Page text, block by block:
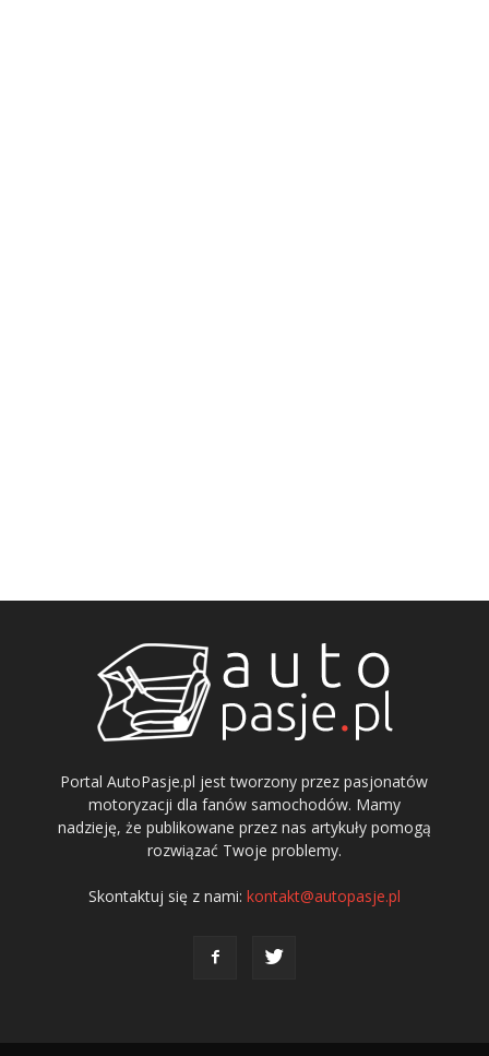
Portal AutoPasje.pl jest tworzony przez pasjonatów
motoryzacji dla fanów samochodów. Mamy
nadzieję, że publikowane przez nas artykuły pomogą
rozwiązać Twoje problemy.
Skontaktuj się z nami: kontakt@autopasje.pl